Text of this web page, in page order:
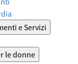
e Servizi
le donne